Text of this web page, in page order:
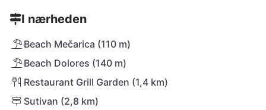
I nærheden
Beach Mečarica (110 m)
Beach Dolores (140 m)
Restaurant Grill Garden (1,4 km)
Sutivan (2,8 km)